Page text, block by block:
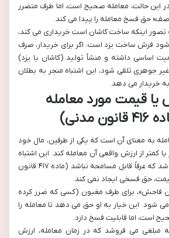
این حالت، معامله صحیح است، اما طرف متضرر
حق فسخ معامله را پیدا می کند.
اینکه ساخت کاشان است خریداری می کند،
فرش ساخت یزد است. اگر برای خریدار، صرف
اساسی داشته و منشأ تولید (کاشان یا یزد)
جوهری تلقی شود، این اشتباه منجر به بطلان
خریدار می دهد.
یا قیمت مورد معامله
به معنای آن است که یکی از طرفین، مال خود
کمتر از ارزش واقعی آن معامله کند. این اشتباه
باید به حدی «فاحش» باشد که عرفاً قابل مسامحه نباشد (ماده ۴۱۷ قانون
حق فسخی ایجاد نمی کند.
فاحش»، برای طرف مغبون (کسی که ضرر کرده
شود. این خیار به او حق می دهد تا معامله را
است، اما قابلیت فسخ دارد.
مبلغی می فروشد که در زمان معامله، ارزش